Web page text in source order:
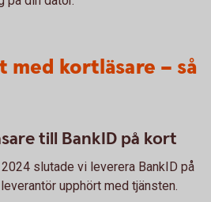
med kortläsare – så
till BankID på kort
slutade vi leverera BankID på
upphört med tjänsten.